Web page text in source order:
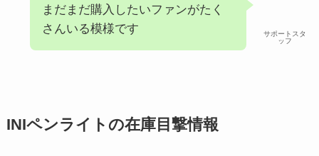
サポートスタ
ッフ
まだまだ購入したいファンがたく
さんいる模様です
INIペンライトの在庫目撃情報